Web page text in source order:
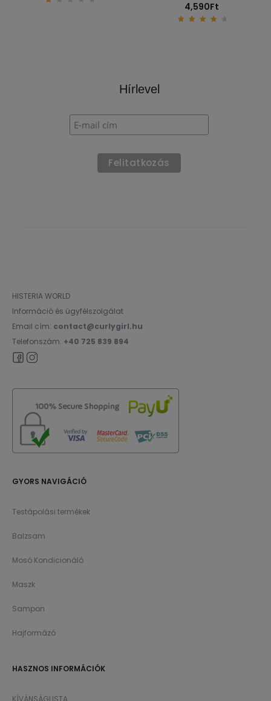
4,590Ft
Hírlevel
HISTERIA WORLD
Információ és ügyfélszolgálat
Email cím: contact@curlygirl.hu
Telefonszám: +40 725 839 894
GYORS NAVIGÁCIÓ
Testápolási termékek
Balzsam
Mosó Kondicionáló
Maszk
Sampon
Hajformázó
HASZNOS INFORMÁCIÓK